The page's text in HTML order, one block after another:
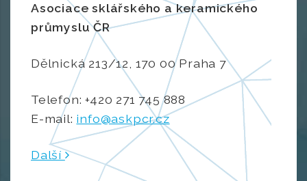
Asociace sklářského a keramického
průmyslu ČR
Dělnická 213/12, 170 00 Praha 7
Telefon: +420 271 745 888
E-mail: info@askpcr.cz
Další